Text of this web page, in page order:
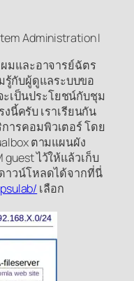
Administration I
ผมและอาจารย์ฉัตร
รู้กับผู้ดูแลระบบขอ
เป็นประโยชน์กับชุม
นี้ครับ เราเรียนกัน
การคอมพิวเตอร์ โดย
ตามแผนผัง
ไว้ให้แล้วเก็บ
ดาวน์โหลดได้จากที่นี่
เลือก